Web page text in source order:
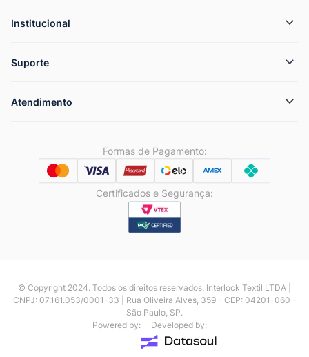
Institucional
Suporte
Atendimento
Formas de Pagamento:
Certificados e Segurança:
© Copyright 2024. Todos os direitos reservados. Interlock Textil LTDA |
CNPJ: 07.161.053/0001-33 | Rua Oliveira Alves, 359 - CEP: 04201-060 -
São Paulo, SP.
Powered by:
Developed by: